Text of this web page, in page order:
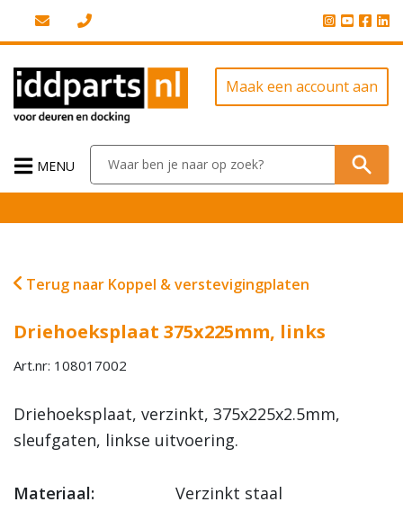
Maak een account aan
MENU
Terug naar Koppel & verstevigingplaten
Driehoeksplaat 375x225mm, links
Art.nr: 108017002
Driehoeksplaat, verzinkt, 375x225x2.5mm,
sleufgaten, linkse uitvoering.
Materiaal:
Verzinkt staal